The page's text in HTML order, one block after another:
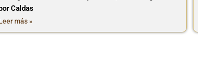
Caldas
más »